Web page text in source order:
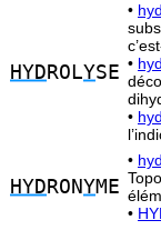
HYD ROLYSE
•
•
•
HYD RONYME
•
•